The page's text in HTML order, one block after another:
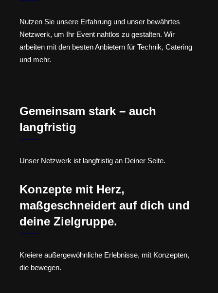
Nutzen Sie unsere Erfahrung und unser bewährtes
Netzwerk, um Ihr Event nahtlos zu gestalten. Wir
arbeiten mit den besten Anbietern für Technik, Catering
und mehr.
Gemeinsam stark – auch
langfristig
Unser Netzwerk ist langfristig an Deiner Seite.
Konzepte mit Herz,
maßgeschneidert auf dich und
deine Zielgruppe.
Kreiere außergewöhnliche Erlebnisse, mit Konzepten,
die bewegen.